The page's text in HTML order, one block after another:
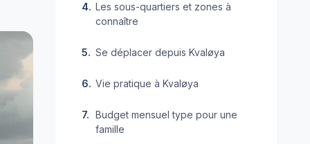
Les sous-quartiers et zones à
connaître
Se déplacer depuis Kvaløya
Vie pratique à Kvaløya
Budget mensuel type pour une
famille